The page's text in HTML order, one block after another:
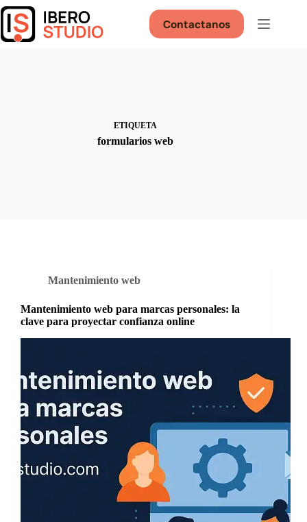
Saltar
al
contenido
Contactanos
ETIQUETA
formularios web
Mantenimiento web
Mantenimiento web para marcas personales: la
clave para proyectar confianza online